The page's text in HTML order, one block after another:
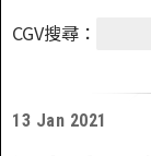
CGV搜尋：
13 Jan 2021